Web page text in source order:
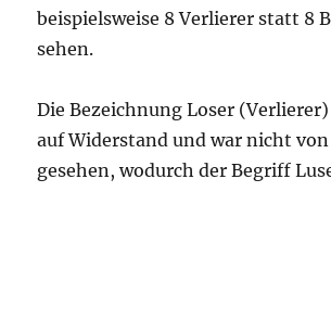
beispielsweise 8 Verlierer statt 8
sehen.
Die Bezeichnung Loser
auf Widerstand und war nicht
gesehen, wodurch der Begriff